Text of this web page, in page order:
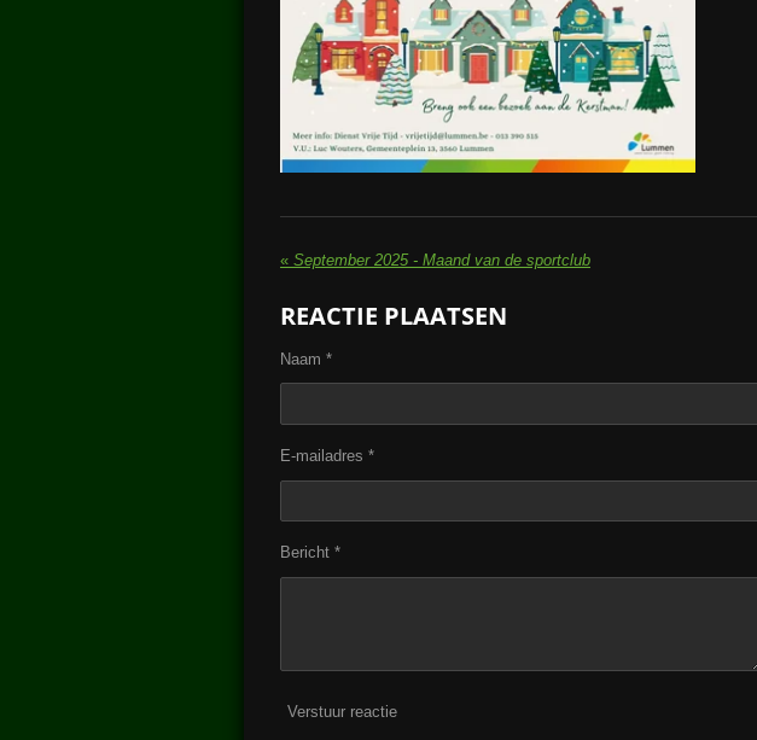
« September 2025 - Maand van de sportclub
REACTIE PLAATSEN
Naam *
E-mailadres *
Bericht *
Verstuur reactie